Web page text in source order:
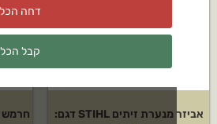
אביזר מנערת זיתים STIHL דגם:
דחה הכל